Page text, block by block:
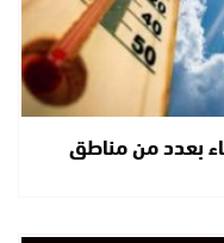
بعدد من مناطق